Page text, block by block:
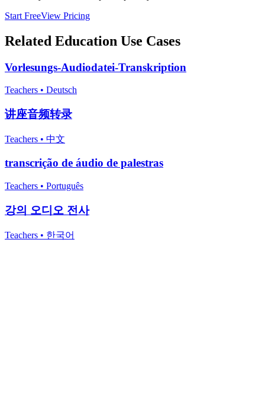
Start FreeView Pricing
Related Education Use Cases
Vorlesungs-Audiodatei-Transkription
Teachers • Deutsch
讲座音频转录
Teachers • 中文
transcrição de áudio de palestras
Teachers • Português
강의 오디오 전사
Teachers • 한국어